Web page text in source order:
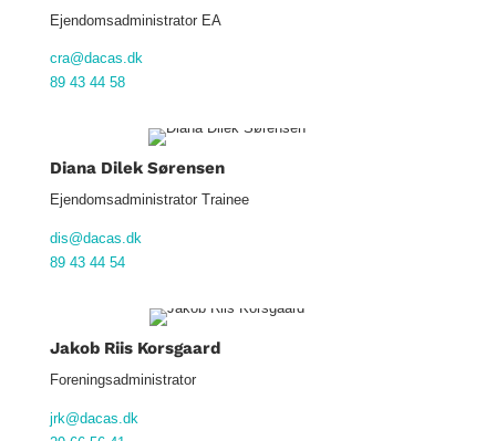
Ejendomsadministrator EA
cra@dacas.dk
89 43 44 58
Diana Dilek Sørensen
Ejendomsadministrator Trainee
dis@dacas.dk
89 43 44 54
Jakob Riis Korsgaard
Foreningsadministrator
jrk@dacas.dk